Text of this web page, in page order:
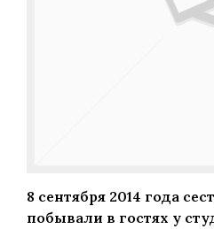
8 сентября 2014 года
побывали в гостях у